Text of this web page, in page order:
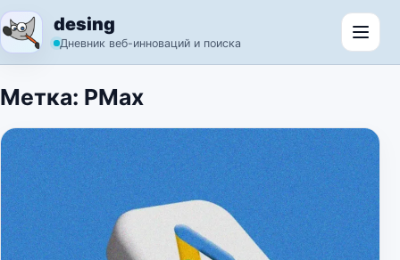
Перейти к содержимому
desing
Дневник веб-инноваций и поиска
Метка: PMax